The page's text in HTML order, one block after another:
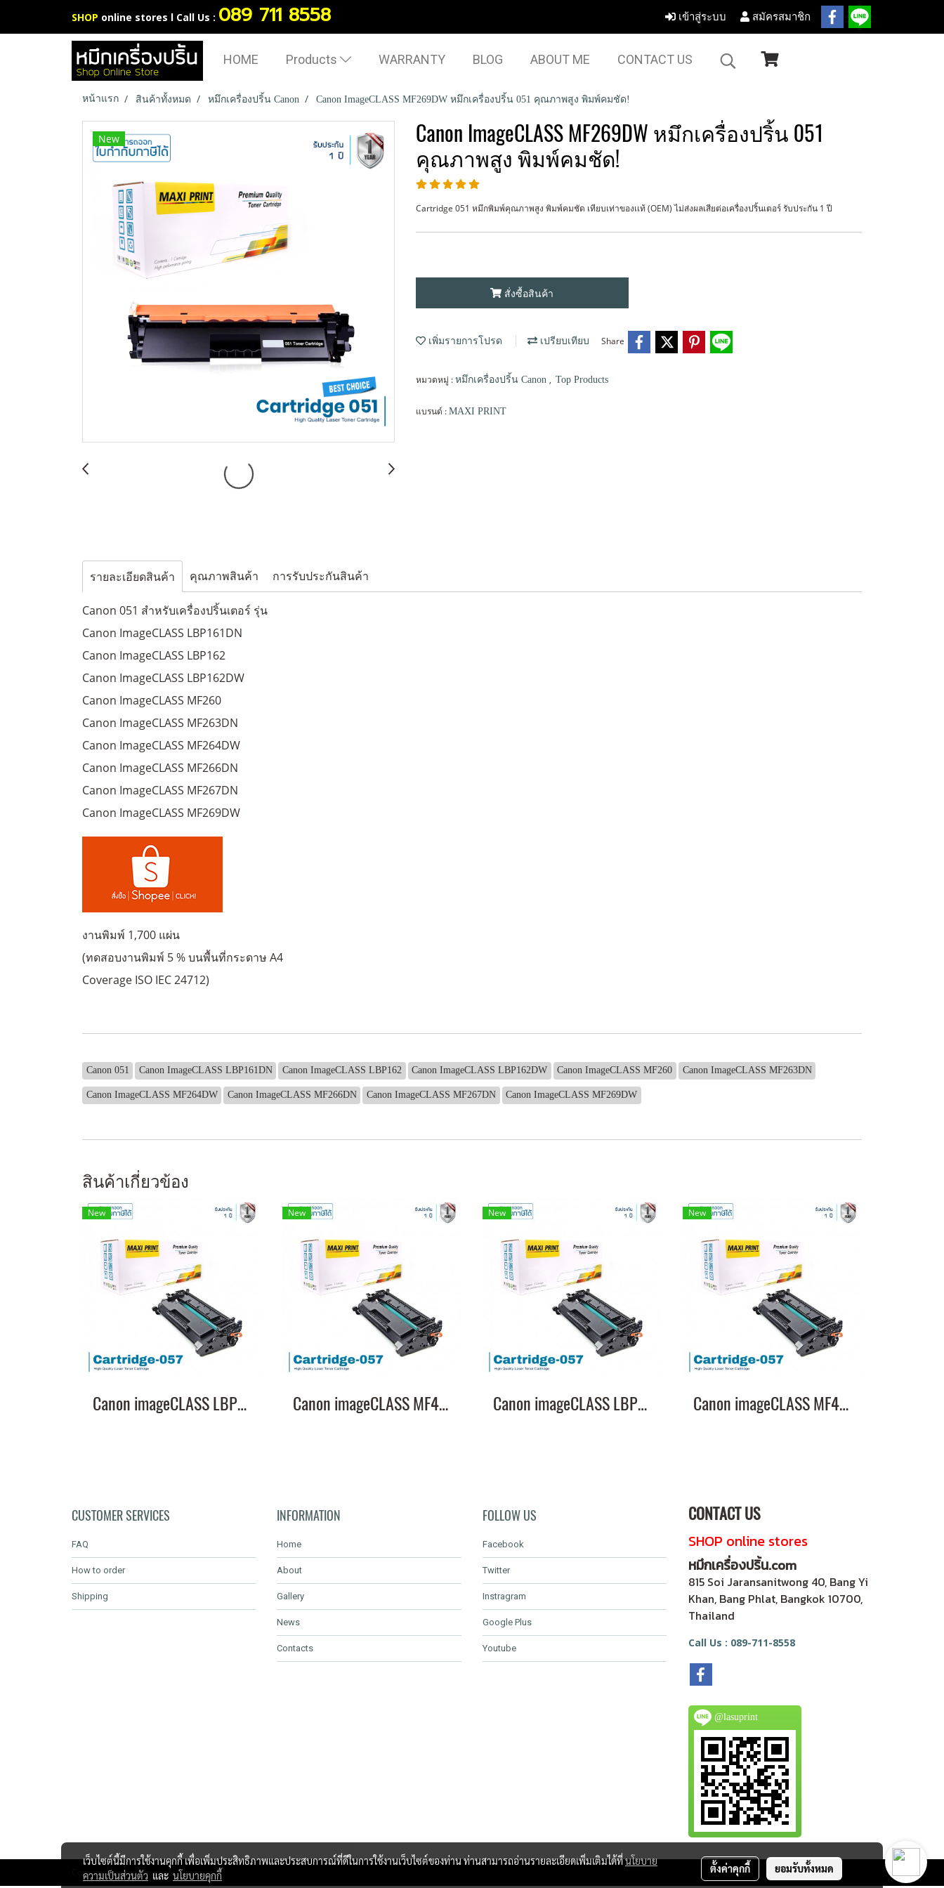
SHOP online stores l Call Us : 089 711 8558 เข้าสู่ระบบ สมัครสมาชิก
HOME Products WARRANTY BLOG ABOUT ME CONTACT US
หน้าแรก สินค้าทั้งหมด หมึกเครื่องปริ้น Canon Canon ImageCLASS MF269DW หมึกเครื่องปริ้น 051 คุณภาพสูง พิมพ์คมชัด!
New
Canon ImageCLASS MF269DW หมึกเครื่องปริ้น 051
คุณภาพสูง พิมพ์คมชัด!
Cartridge 051 หมึกพิมพ์คุณภาพสูง พิมพ์คมชัด เทียบเท่าของเเท้ (OEM) ไม่ส่งผลเสียต่อเครื่องปริ้นเตอร์ รับประกัน 1 ปี
สั่งซื้อสินค้า
เพิ่มรายการโปรด เปรียบเทียบ Share
หมวดหมู่ : หมึกเครื่องปริ้น Canon , Top Products
แบรนด์ : MAXI PRINT
รายละเอียดสินค้า คุณภาพสินค้า การรับประกันสินค้า
Canon 051 สำหรับเครื่องปริ้นเตอร์ รุ่น
Canon ImageCLASS LBP161DN
Canon ImageCLASS LBP162
Canon ImageCLASS LBP162DW
Canon ImageCLASS MF260
Canon ImageCLASS MF263DN
Canon ImageCLASS MF264DW
Canon ImageCLASS MF266DN
Canon ImageCLASS MF267DN
Canon ImageCLASS MF269DW
งานพิมพ์ 1,700 แผ่น
(ทดสอบงานพิมพ์ 5 % บนพื้นที่กระดาษ A4
Coverage ISO IEC 24712)
Canon 051 Canon ImageCLASS LBP161DN Canon ImageCLASS LBP162 Canon ImageCLASS LBP162DW Canon ImageCLASS MF260 Canon ImageCLASS MF263DN
Canon ImageCLASS MF264DW Canon ImageCLASS MF266DN Canon ImageCLASS MF267DN Canon ImageCLASS MF269DW
สินค้าเกี่ยวข้อง
New
Canon imageCLASS LBP228x หมึกเครื่องปริ้น 057 คุณภาพสูง พิมพ์คมชัด!
New
Canon imageCLASS MF445dw หมึกเครื่องปริ้น 057 พิมพ์คมชัด!
New
Canon imageCLASS LBP226dw หมึกเครื่องปริ้น 057 คุณภาพสูง พิมพ์คมชัด!
New
Canon imageCLASS MF449x หมึกเครื่องปริ้น 057 พิมพ์คมชัด!
CUSTOMER SERVICES
FAQ
How to order
Shipping
INFORMATION
Home
About
Gallery
News
Contacts
FOLLOW US
Facebook
Twitter
Instragram
Google Plus
Youtube
CONTACT US
SHOP online stores
หมึกเครื่องปริ้น.com
815 Soi Jaransanitwong 40, Bang Yi
Khan, Bang Phlat, Bangkok 10700,
Thailand
Call Us : 089-711-8558
@lasuprint
Copy right by makewebeasy.com
เว็บไซต์นี้มีการใช้งานคุกกี้ เพื่อเพิ่มประสิทธิภาพและประสบการณ์ที่ดีในการใช้งานเว็บไซต์ของท่าน ท่านสามารถอ่านรายละเอียดเพิ่มเติมได้ที่นโยบาย
ความเป็นส่วนตัว และ นโยบายคุกกี้
ตั้งค่าคุกกี้ ยอมรับทั้งหมด